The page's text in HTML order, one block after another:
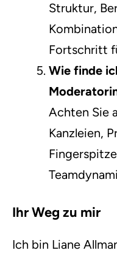
Struktur,
Fortschritt
Wie finde
Achten Sie
Kanzleien,
Ihr Weg zu mir
Ich bin Liane